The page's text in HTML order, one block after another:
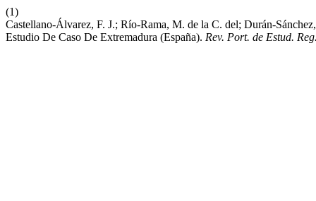
(1)
Castellano-Álvarez, F. J.; Río-Rama, M. de la C. del; Durán-
Estudio De Caso De Extremadura (España). Rev. Port. de Estud.